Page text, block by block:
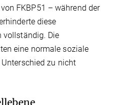
FKBP51 – während der
diese
vollständig. Die
eine normale soziale
zu nicht